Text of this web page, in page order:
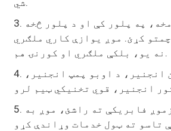
شي.
3. تاسو ته د پلور دمخه، په پلور کې او د پلور څخه
کړئ. موږ یوازې کاري ملګري
نه یو، بلکې ملګري او کورنۍ هم.
4. موږ د انجن انجنیر، د اوبو پمپ انجنیر،
5. کله چې تاسو زموږ فابریکې ته راشئ، موږ به
تاسو ته ټول خدمات وړاندې کړو